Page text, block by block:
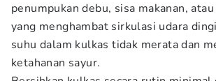
penumpukan debu, sisa makanan,
yang menghambat sirkulasi udara
suhu dalam kulkas tidak merata dan
ketahanan sayur.